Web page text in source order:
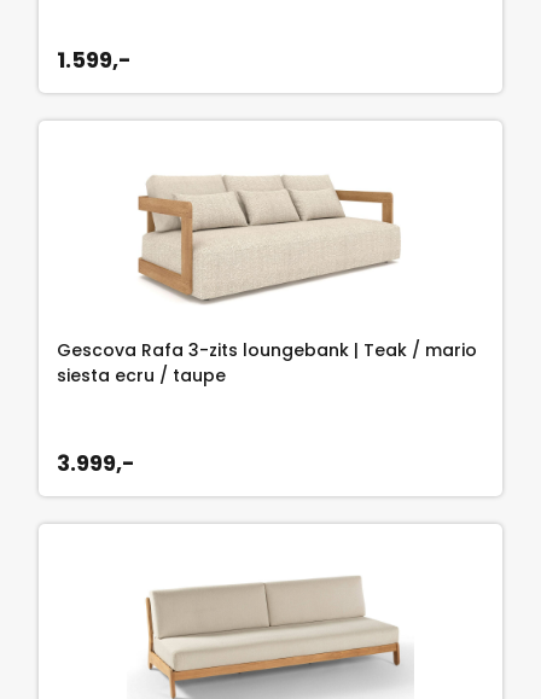
1.599,-
Gescova Rafa 3-zits loungebank | Teak / mario
siesta ecru / taupe
3.999,-